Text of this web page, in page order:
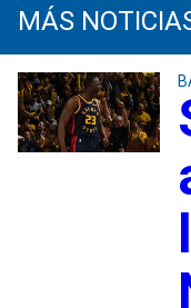
MÁS